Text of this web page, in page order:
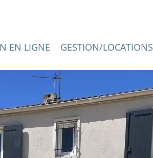
EN LIGNE GESTION/LOCATIONS